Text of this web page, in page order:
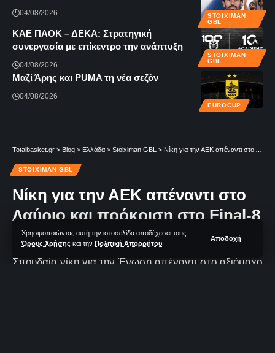
Χρησιμοποιώντας αυτή την ιστοσελίδα αποδέχεσαι τους
Όρους Χρήσης και την Πολιτική Απορρήτου
Αποδοχή
STOIXIMAN
GBL
04/08/2026
STOIXIMAN
GBL
KAE ΠΑΟΚ – ΔΕΚΑ: Στρατηγική
συνεργασία με επίκεντρο την ανάπτυξη
04/08/2026
EUROCUP
Μαζί Άρης και PUMA τη νέα σεζόν
04/08/2026
Totalbasket.gr > Blog > Ελλάδα > Stoiximan GBL > Νίκη για την ΑΕΚ απέναντι στο Λαύριο και πρόκριση στο Final-8 για την Ένωση
STOIXIMAN GBL
Νίκη για την ΑΕΚ απέναντι στο
Λαύριο και πρόκριση στο Final-8
για την Ένωση
Σπουδαία νίκη για την Ένωση απέναντι στο αξιόμαχο